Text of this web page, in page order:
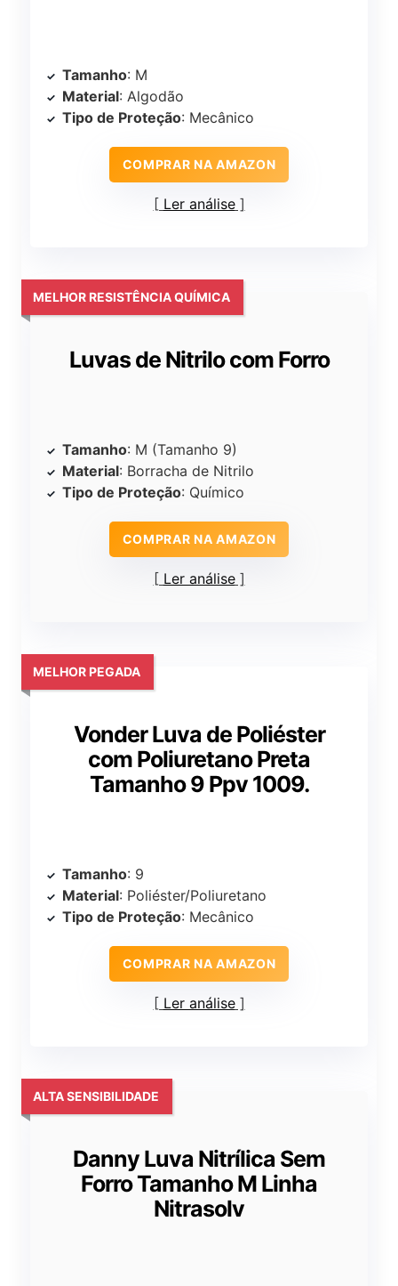
Tamanho: M
Material: Algodão
Tipo de Proteção: Mecânico
COMPRAR NA AMAZON
Ler análise
Luvas de Nitrilo com Forro
MELHOR RESISTÊNCIA QUÍMICA
Tamanho: M (Tamanho 9)
Material: Borracha de Nitrilo
Tipo de Proteção: Químico
COMPRAR NA AMAZON
Ler análise
Vonder Luva de Poliéster
com Poliuretano Preta
Tamanho 9 Ppv 1009.
MELHOR PEGADA
Tamanho: 9
Material: Poliéster/Poliuretano
Tipo de Proteção: Mecânico
COMPRAR NA AMAZON
Ler análise
Danny Luva Nitrílica Sem
Forro Tamanho M Linha
Nitrasolv
ALTA SENSIBILIDADE